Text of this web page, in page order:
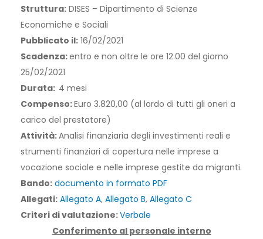
Struttura: DISES – Dipartimento di Scienze
Economiche e Sociali
Pubblicato il: 16/02/2021
Scadenza:entro e non oltre le ore 12.00 del giorno
25/02/2021
Durata: 4 mesi
Compenso:Euro 3.820,00 (al lordo di tutti gli oneri a
carico del prestatore)
Attività:Analisi finanziaria degli investimenti reali e
strumenti finanziari di copertura nelle imprese a
vocazione sociale e nelle imprese gestite da migranti.
Bando: documento in formato PDF
Allegati: Allegato A, Allegato B, Allegato C
Criteri di valutazione:Verbale
Conferimento al personale interno